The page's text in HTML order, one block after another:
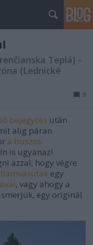
Teplá) -
(Lednické
9
bejegyzés után
alig páran
a buszos-
is ugyanaz!
azzal, hogy végre
egy
, vagy ahogy a
egy originál